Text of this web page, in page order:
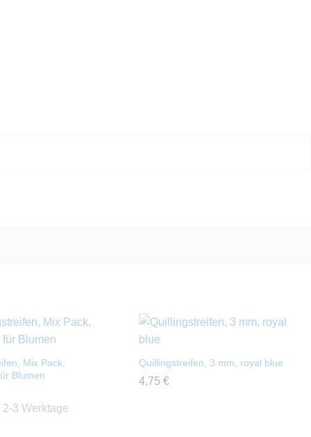
Mix Pack,
Blumen
2-3 Werktage
Quillingstreifen, 3 mm, royal blue
4,75€
4,75€